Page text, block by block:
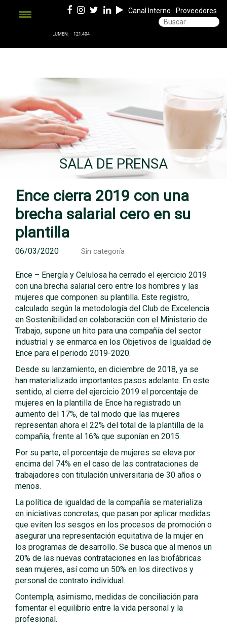
Canal Interno Proveedores
SALA DE PRENSA
Ence cierra 2019 con una
brecha salarial cero en su
plantilla
06/03/2020 Sin categoría
Ence – Energía y Celulosa ha cerrado el ejercicio 2019
con una brecha salarial cero entre los hombres y las
mujeres que componen su plantilla. Este registro,
calculado según la metodología del Club de Excelencia
en Sostenibilidad en colaboración con el Ministerio de
Trabajo, supone un hito para una compañía del sector
industrial y se enmarca en los Objetivos de Igualdad de
Ence para el periodo 2019-2020.
Desde su lanzamiento, en diciembre de 2018, ya se
han materializado importantes pasos adelante. En este
sentido, al cierre del ejercicio 2019 el porcentaje de
mujeres en la plantilla de Ence ha registrado un
aumento del 17%, de tal modo que las mujeres
representan ahora el 22% del total de la plantilla de la
compañía, frente al 16% que suponían en 2015.
Por su parte, el porcentaje de mujeres se eleva por
encima del 74% en el caso de las contrataciones de
trabajadores con titulación universitaria de 30 años o
menos.
La política de igualdad de la compañía se materializa
en iniciativas concretas, que pasan por aplicar medidas
que eviten los sesgos en los procesos de promoción o
asegurar una representación equitativa de la mujer en
los programas de desarrollo. Se busca que al menos un
20% de las nuevas contrataciones en las biofábricas
sean mujeres, así como un 50% en los directivos y
personal de contrato individual.
Contempla, asimismo, medidas de conciliación para
fomentar el equilibrio entre la vida personal y la
profesional.